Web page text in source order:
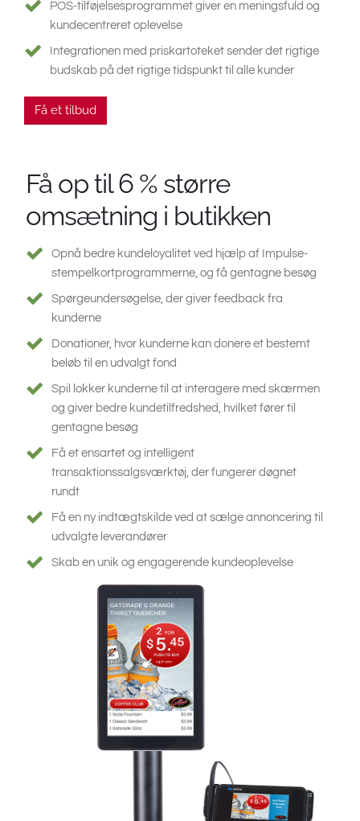
POS-tilføjelsesprogrammet giver en meningsfuld og
kundecentreret oplevelse
Integrationen med priskartoteket sender det rigtige
budskab på det rigtige tidspunkt til alle kunder
Få et tilbud
Få op til 6 % større
omsætning i butikken
Opnå bedre kundeloyalitet ved hjælp af Impulse-
stempelkortprogrammerne, og få gentagne besøg
Spørgeundersøgelse, der giver feedback fra
kunderne
Donationer, hvor kunderne kan donere et bestemt
beløb til en udvalgt fond
Spil lokker kunderne til at interagere med skærmen
og giver bedre kundetilfredshed, hvilket fører til
gentagne besøg
Få et ensartet og intelligent
transaktionssalgsværktøj, der fungerer døgnet
rundt
Få en ny indtægtskilde ved at sælge annoncering til
udvalgte leverandører
Skab en unik og engagerende kundeoplevelse